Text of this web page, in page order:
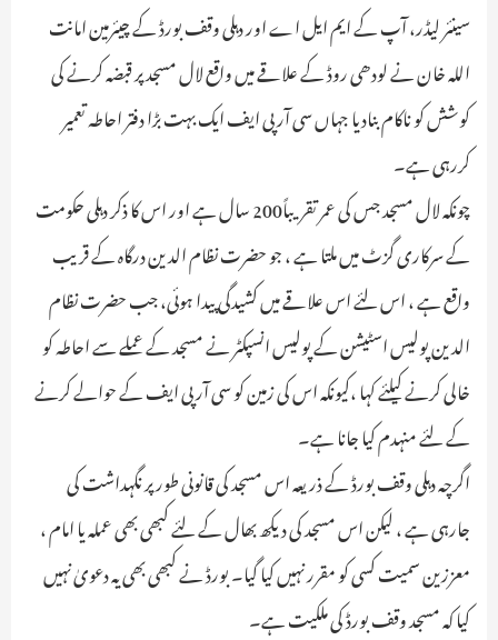
سینئر لیڈر، آپ کے ایم ایل اے اور دہلی وقف بورڈ کے چیئرمین امانت
اللہ خان نے لودھی روڈ کے علاقے میں واقع لال مسجد پر قبضہ کرنے کی
کوشش کو ناکام بنادیا جہاں سی آر پی ایف ایک بہت بڑا دفتر احاطہ تعمیر
کررہی ہے۔
چونکہ لال مسجد جس کی عمر تقریباً200 سال ہے اور اس کا ذکر دہلی حکومت
کے سرکاری گزٹ میں ملتا ہے ، جو حضرت نظام الدین درگاہ کے قریب
واقع ہے ، اس لئے اس علاقے میں کشیدگی پیدا ہوئی، جب حضرت نظام
الدین پولیس اسٹیشن کے پولیس انسپکٹر نے مسجد کے عملے سے احاطہ کو
خالی کرنے کیلئے کہا ،کیونکہ اس کی زمین کو سی آر پی ایف کے حوالے کرنے
کے لئے منہدم کیا جانا ہے۔
اگرچہ دہلی وقف بورڈ کے ذریعہ اس مسجد کی قانونی طور پر نگہداشت کی
جارہی ہے ، لیکن اس مسجد کی دیکھ بھال کے لئے کبھی بھی عملہ یا امام ،
معززین سمیت کسی کو مقرر نہیں کیا گیا۔ بورڈ نے کبھی بھی یہ دعویٰ نہیں
کیا کہ مسجد وقف بورڈ کی ملکیت ہے۔